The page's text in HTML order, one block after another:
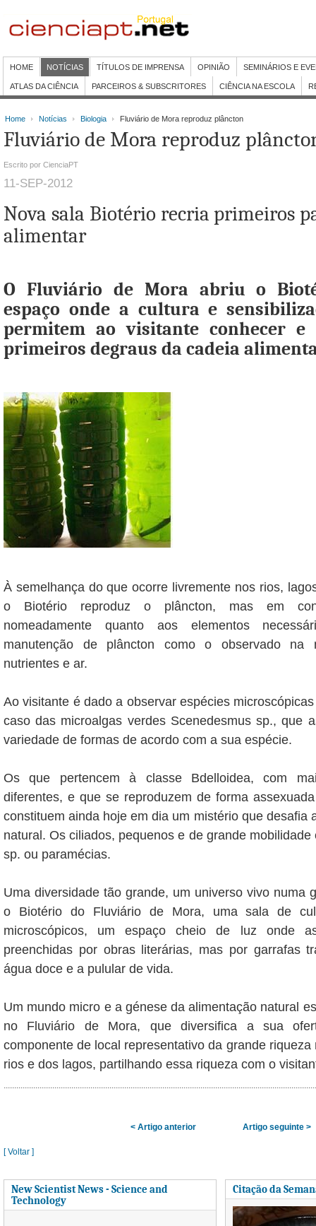
HOME NOTÍCIAS TÍTULOS DE IMPRENSA OPINIÃO SEMINÁRIOS E
ATLAS DA CIÊNCIA PARCEIROS & SUBSCRITORES CIÊNCIA NA ESCOLA
Home Notícias Biologia Fluviário de Mora reproduz plâncton
Fluviário de Mora reproduz
Escrito por CienciaPT
11-SEP-2012
Nova sala Biotério recria primeiros
alimentar
O Fluviário de Mora abriu o
espaço onde a cultura e
permitem ao visitante conhecer
primeiros degraus da cadeia
À semelhança do que ocorre livremente nos rios,
o Biotério reproduz o plâncton, mas em
nomeadamente quanto aos elementos
manutenção de plâncton como o observado na
nutrientes e ar.
Ao visitante é dado a observar espécies
caso das microalgas verdes Scenedesmus sp., que
variedade de formas de acordo com a sua espécie.
Os que pertencem à classe Bdelloidea, com
diferentes, e que se reproduzem de forma
constituem ainda hoje em dia um mistério que desafia
natural. Os ciliados, pequenos e de grande
sp. ou paramécias.
Uma diversidade tão grande, um universo vivo numa
o Biotério do Fluviário de Mora, uma sala de
microscópicos, um espaço cheio de luz onde
preenchidas por obras literárias, mas por garrafas
água doce e a pulular de vida.
Um mundo micro e a génese da alimentação natural
no Fluviário de Mora, que diversifica a sua
componente de local representativo da grande
rios e dos lagos, partilhando essa riqueza com o
< Artigo anterior Artigo seguinte >
[ Voltar ]
New Scientist News - Science and
Technology
Citação da